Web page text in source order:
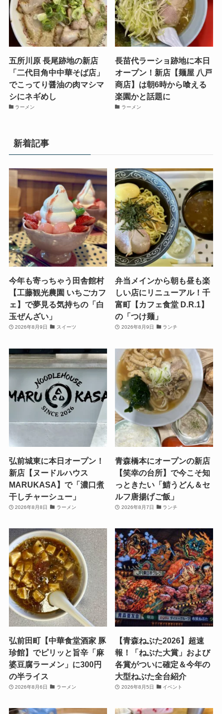
五所川原 長尾跡地の新店
「二代目角中中華そば店」
でこってり醤油の肉マシマ
シにネギめし
ラーメン
長苗代ラーショ跡地に本日
オープン！新店【麺屋 八戸
商店】は朝6時から喰える
楽園かと話題に
ラーメン
新着記事
今年も寄っちゃう田舎館村
【工藤観光農園 いちごカフ
ェ】で夢見る気持ちの「白
玉ぜんざい」
2026年8月9日 スイーツ
弁当メインから朝も昼も楽
しい店にリニューアル！千
富町【カフェ食堂 D.R.1】
の「つけ麺」
2026年8月9日 ランチ
弘前城東に本日オープン！
新店【ヌードルハウス
MARUKASA】で「濃口煮
干しチャーシュー」
2026年8月8日 ラーメン
青森橋本にオープンの新店
【笑幸の台所】で今こそ知
っときたい「鯖うどん＆セ
ルフ唐揚げご飯」
2026年8月7日 ランチ
弘前田町【中華食堂酒家 豚
珍館】でピリッと旨辛「麻
婆豆腐ラーメン」に300円
の半ライス
2026年8月6日 ラーメン
【青森ねぶた2026】超速
報！「ねぶた大賞」および
各賞がついに確定＆今年の
大型ねぶた全台紹介
2026年8月5日 イベント